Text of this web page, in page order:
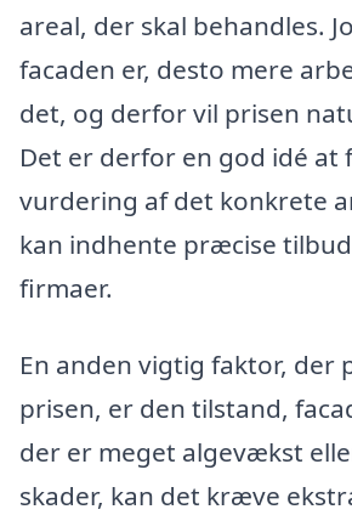
areal, der skal behandles.
facaden er, desto mere
det, og derfor vil prisen
Det er derfor en god idé at
vurdering af det konkrete
kan indhente præcise
firmaer.
En anden vigtig faktor, der
prisen, er den tilstand,
der er meget algevækst
skader, kan det kræve